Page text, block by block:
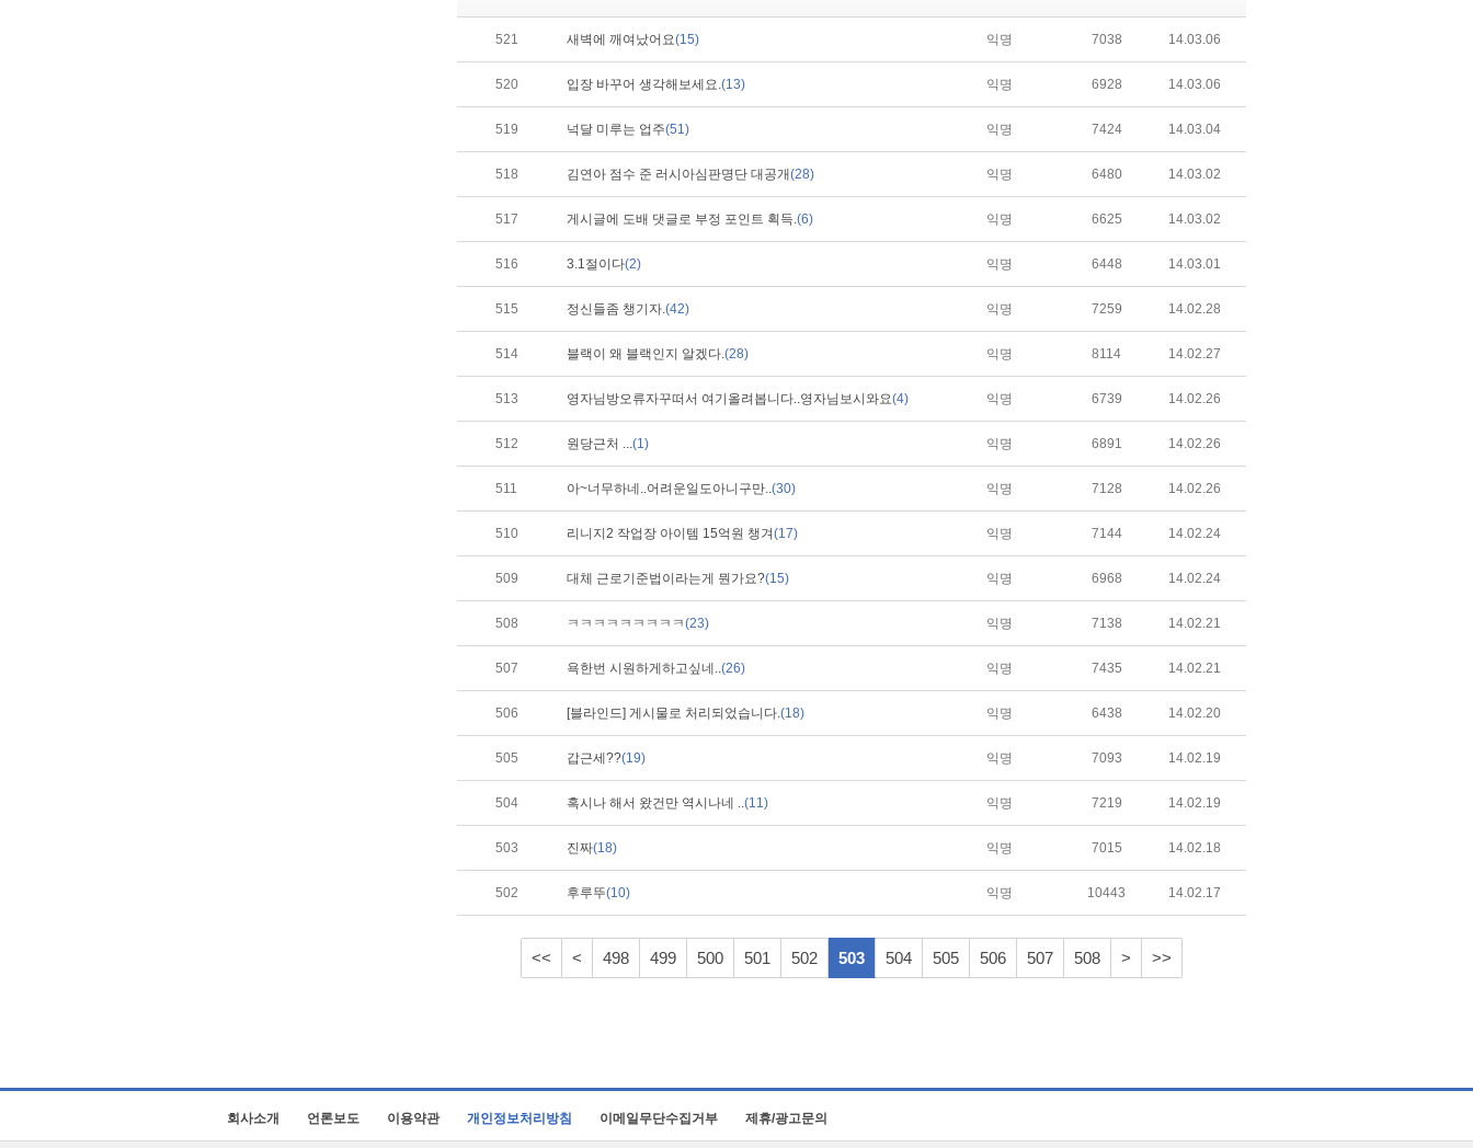
521 새벽에 깨여났어요(15) 익명 7038 14.03.06
520 입장 바꾸어 생각해보세요.(13) 익명 6928 14.03.06
519 넉달 미루는 업주(51) 익명 7424 14.03.04
518 김연아 점수 준 러시아심판명단 대공개(28) 익명 6480 14.03.02
517 게시글에 도배 댓글로 부정 포인트 획득.(6) 익명 6625 14.03.02
516 3.1절이다(2) 익명 6448 14.03.01
515 정신들좀 챙기자.(42) 익명 7259 14.02.28
514 블랙이 왜 블랙인지 알겠다.(28) 익명 8114 14.02.27
513 영자님방오류자꾸떠서 여기올려봅니다..영자님보시와요(4) 익명 6739 14.02.26
512 원당근처 ...(1) 익명 6891 14.02.26
511 아~너무하네..어려운일도아니구만..(30) 익명 7128 14.02.26
510 리니지2 작업장 아이템 15억원 챙겨(17) 익명 7144 14.02.24
509 대체 근로기준법이라는게 뭔가요?(15) 익명 6968 14.02.24
508 ㅋㅋㅋㅋㅋㅋㅋㅋㅋ(23) 익명 7138 14.02.21
507 욕한번 시원하게하고싶네..(26) 익명 7435 14.02.21
506 [블라인드] 게시물로 처리되었습니다.(18) 익명 6438 14.02.20
505 갑근세??(19) 익명 7093 14.02.19
504 혹시나 해서 왔건만 역시나네 ..(11) 익명 7219 14.02.19
503 진짜(18) 익명 7015 14.02.18
502 후루뚜(10) 익명 10443 14.02.17
<< < 498 499 500 501 502 503 504 505 506 507 508 > >>
회사소개 언론보도 이용약관 개인정보처리방침 이메일무단수집거부 제휴/광고문의